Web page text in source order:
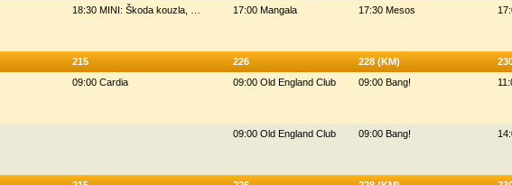
18:30 MINI: Škoda kouzla, … 17:00 Mangala 17:30 Mesos
215 226 228 (KM)
09:00 Cardia 09:00 Old England Club 09:00 Bang!
09:00 Old England Club 09:00 Bang!